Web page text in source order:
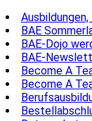
BAE
BAE-Dojo
BAE-
Become A
Become A